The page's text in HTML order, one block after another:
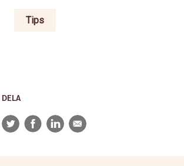
Tips
DELA
TwitterFacebookLinkedIn
E-
post